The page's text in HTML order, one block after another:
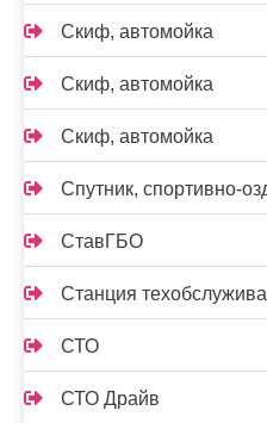
Скиф, автомойка
Скиф, автомойка
Скиф, автомойка
Спутник, спортивно-
СтавГБО
Станция
СТО
СТО Драйв